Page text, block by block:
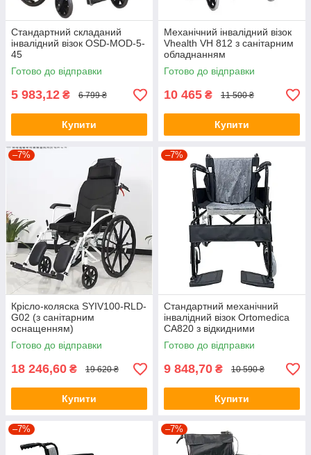
Стандартний складаний
інвалідний візок OSD-MOD-5-
45
Готово до відправки
5 983,12 ₴ 6 799 ₴
Купити
Механічний інвалідний візок
Vhealth VH 812 з санітарним
обладнанням
Готово до відправки
10 465 ₴ 11 500 ₴
Купити
–7%
Крісло-коляска SYIV100-RLD-
G02 (з санітарним
оснащенням)
Готово до відправки
18 246,60 ₴ 19 620 ₴
Купити
–7%
Стандартний механічний
інвалідний візок Ortomedica
CA820 з відкидними
підлокітниками
Готово до відправки
9 848,70 ₴ 10 590 ₴
Купити
–7% –7%